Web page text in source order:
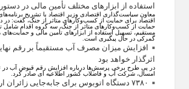
استفاده از ابزارهای مختلف تأمین مالی در دستور
معاون سیاست‌گذاری اقتصادی وزیر اقتصاد با تشریح
اقتصاد برای حمایت از کسب‌وکار‌های متاثر از جنگ، گفت: در
حمایت از کسب‌وکار‌های متاثر از جنگ، سه گروه اقدام شامل
مستقیم، تسهیل استفاده از ابزار‌های تأمین مالی و حمایت‌های
گمرکی در حال پیگیری است.
افزایش میزان مصرف آب مستقیماً بر رقم
اثرگذار خواهد بود
در پی طرح برخی پرسش‌ها درباره افزایش رقم قبوض آب در
امسال، شرکت آب و فاضلاب کشور اطلاعیه ای صادر کرد.
۷۳۸۰ دستگاه اتوبوس برای جابه‌جایی زائران